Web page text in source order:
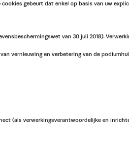
gebeurt dat enkel op basis van uw
van 30 juli 2018).
vernieuwing en verbetering van de
(als verwerkingsverantwoordelijke en